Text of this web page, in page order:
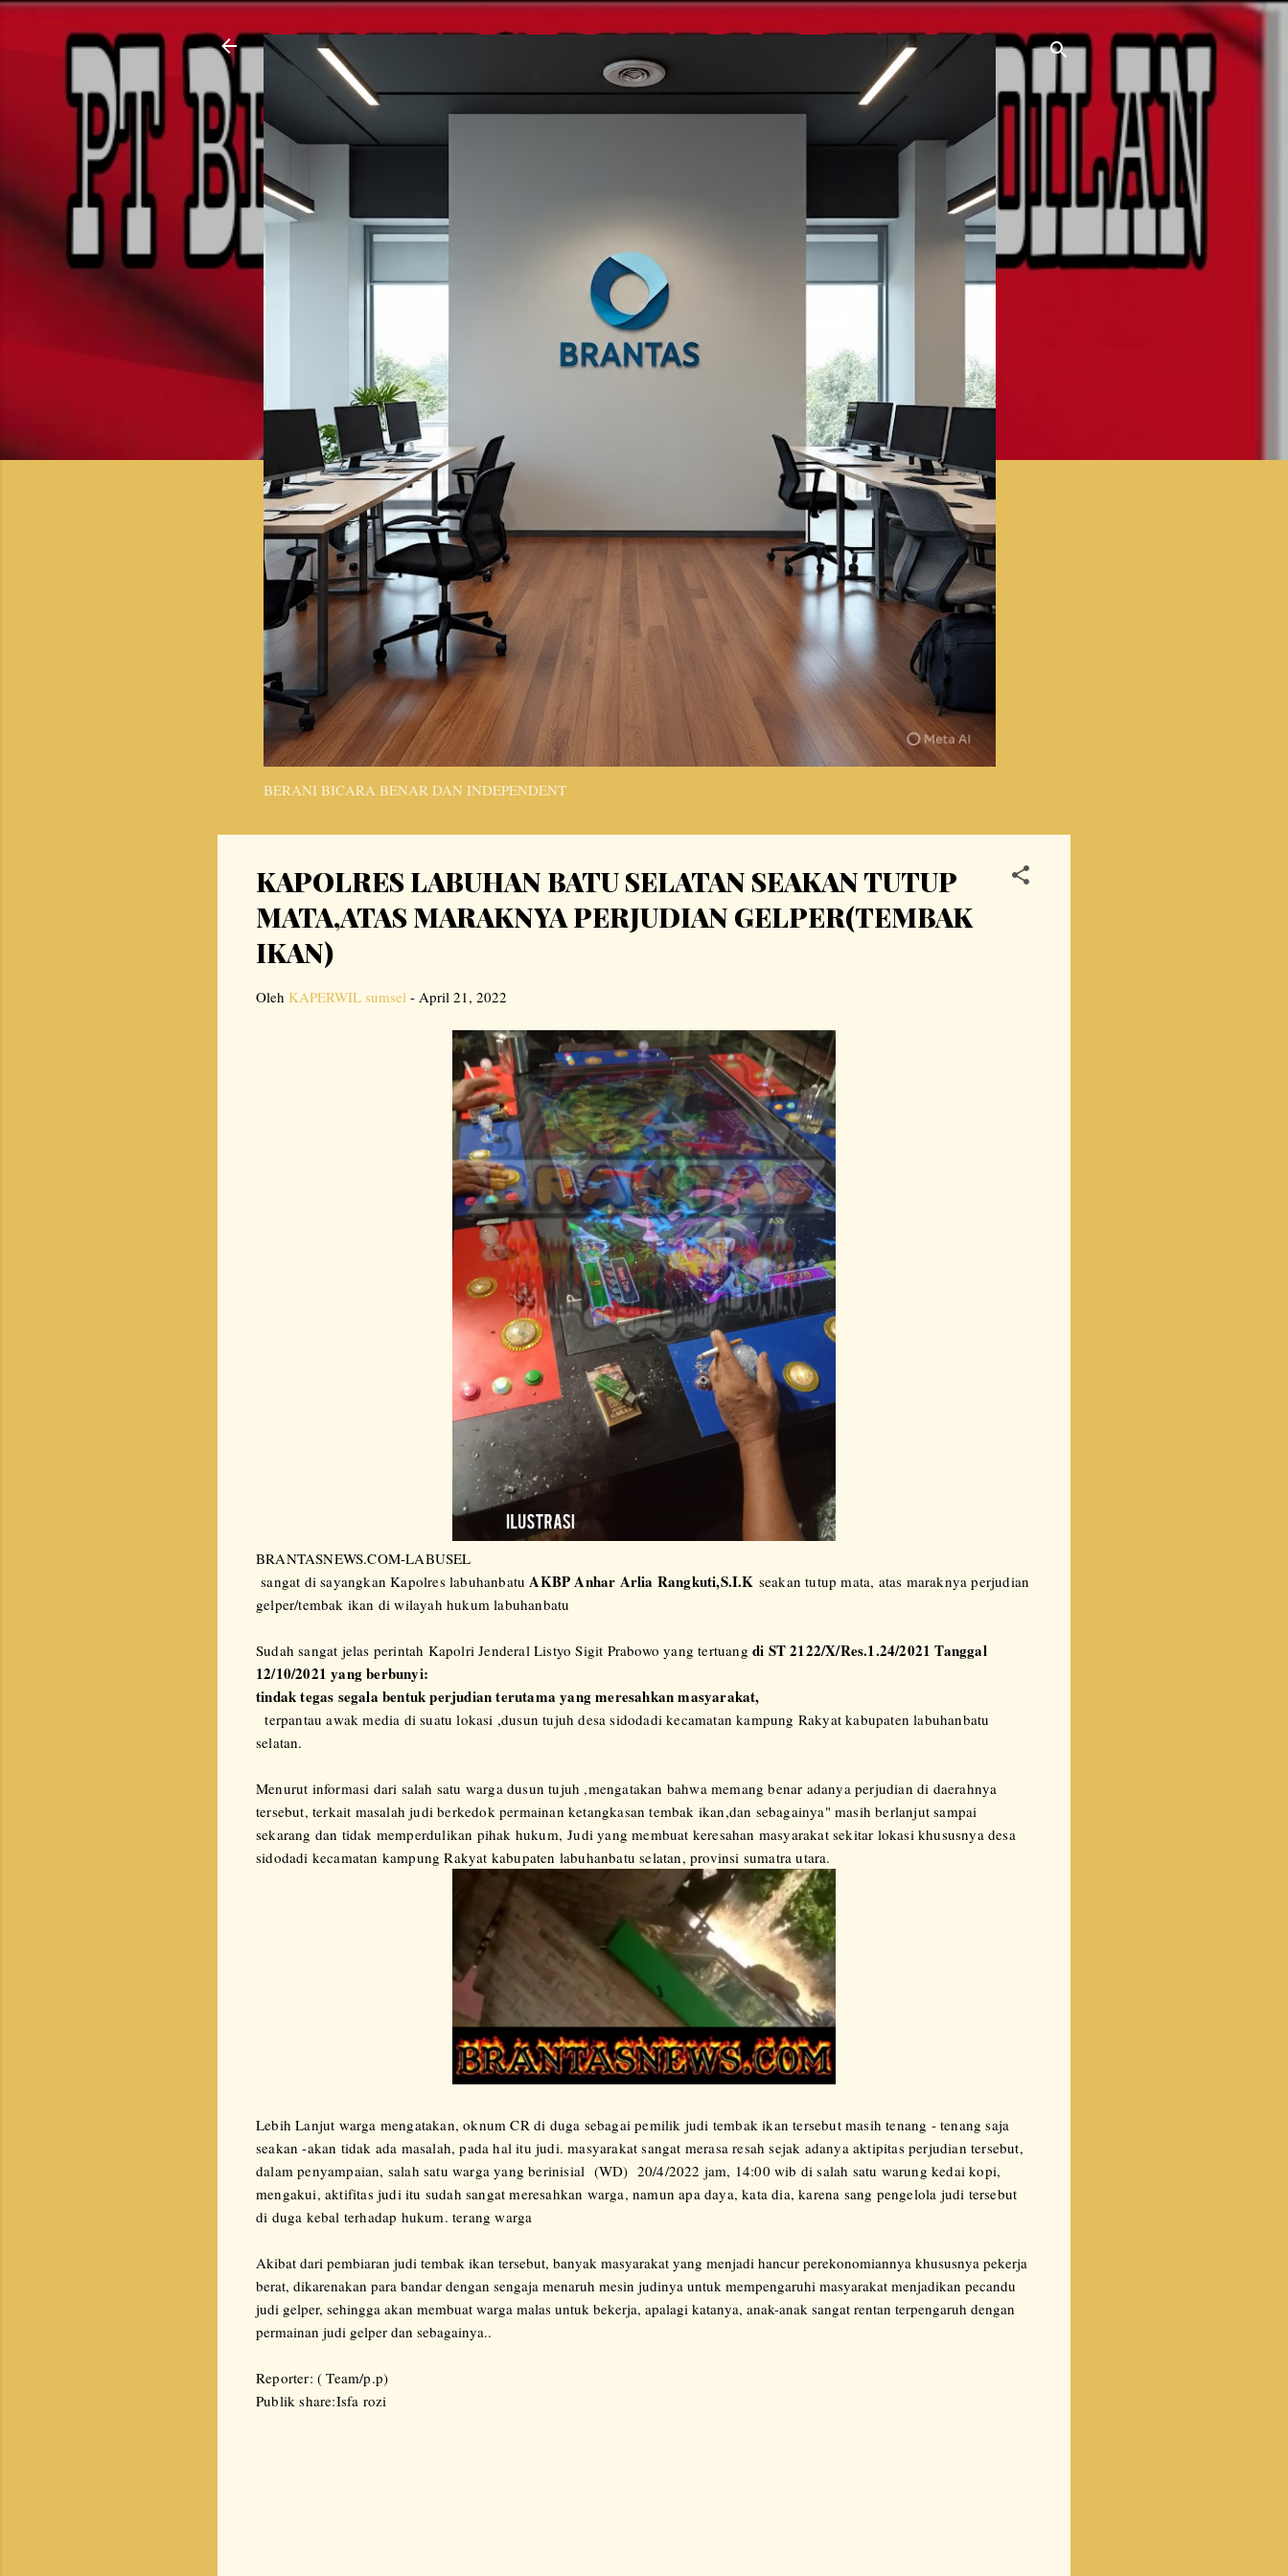
BERANI BICARA BENAR DAN INDEPENDENT
KAPOLRES LABUHAN BATU SELATAN SEAKAN TUTUP
MATA,ATAS MARAKNYA PERJUDIAN GELPER(TEMBAK
IKAN)
Oleh KAPERWIL sumsel - April 21, 2022
BRANTASNEWS.COM-LABUSEL
sangat di sayangkan Kapolres labuhanbatu AKBP Anhar Arlia Rangkuti,S.I.K seakan tutup mata, atas maraknya perjudian
gelper/tembak ikan di wilayah hukum labuhanbatu
Sudah sangat jelas perintah Kapolri Jenderal Listyo Sigit Prabowo yang tertuang di ST 2122/X/Res.1.24/2021 Tanggal
12/10/2021 yang berbunyi:
tindak tegas segala bentuk perjudian terutama yang meresahkan masyarakat,
terpantau awak media di suatu lokasi ,dusun tujuh desa sidodadi kecamatan kampung Rakyat kabupaten labuhanbatu
selatan.
Menurut informasi dari salah satu warga dusun tujuh ,mengatakan bahwa memang benar adanya perjudian di daerahnya
tersebut, terkait masalah judi berkedok permainan ketangkasan tembak ikan,dan sebagainya" masih berlanjut sampai
sekarang dan tidak memperdulikan pihak hukum,Judi yang membuat keresahan masyarakat sekitar lokasi khususnya desa
sidodadi kecamatan kampung Rakyat kabupaten labuhanbatu selatan, provinsi sumatra utara.
Lebih Lanjut warga mengatakan, oknum CR di duga sebagai pemilik judi tembak ikan tersebut masih tenang - tenang saja
seakan -akan tidak ada masalah, pada hal itu judi. masyarakat sangat merasa resah sejak adanya aktipitas perjudian tersebut,
dalam penyampaian, salah satu warga yang berinisial (WD) 20/4/2022 jam, 14:00 wib di salah satu warung kedai kopi,
mengakui, aktifitas judi itu sudah sangat meresahkan warga, namun apa daya, kata dia, karena sang pengelola judi tersebut
di duga kebal terhadap hukum. terang warga
Akibat dari pembiaran judi tembak ikan tersebut, banyak masyarakat yang menjadi hancur perekonomiannya khususnya pekerja
berat, dikarenakan para bandar dengan sengaja menaruh mesin judinya untuk mempengaruhi masyarakat menjadikan pecandu
judi gelper, sehingga akan membuat warga malas untuk bekerja, apalagi katanya, anak-anak sangat rentan terpengaruh dengan
permainan judi gelper dan sebagainya..
Reporter: ( Team/p.p)
Publik share:Isfa rozi